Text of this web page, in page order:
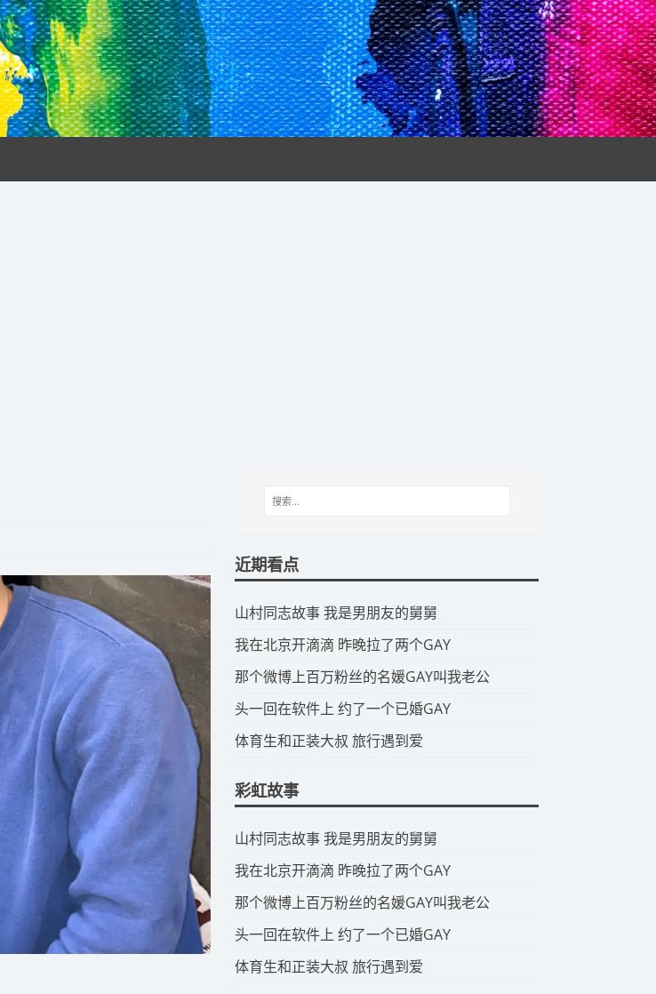
近期看点
​山村同志故事 我是男朋友的舅舅
​我在北京开滴滴 昨晚拉了两个GAY
​那个微博上百万粉丝的名媛GAY叫我老公
​头一回在软件上 约了一个已婚GAY
​体育生和正装大叔 旅行遇到爱
彩虹故事
​山村同志故事 我是男朋友的舅舅
​我在北京开滴滴 昨晚拉了两个GAY
​那个微博上百万粉丝的名媛GAY叫我老公
​头一回在软件上 约了一个已婚GAY
​体育生和正装大叔 旅行遇到爱